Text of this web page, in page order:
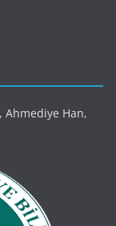
Ahmediye Han,